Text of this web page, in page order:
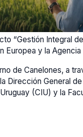
“Gestión Integral
Europea y la
de Canelones, a
Dirección General
(CIU) y la